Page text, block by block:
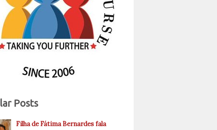
Posts
Filha de Fátima Bernardes fala